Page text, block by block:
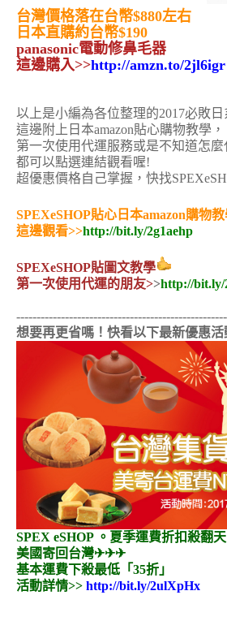
台灣價格落在台幣$880左右
日本直購約台幣$190
panasonic電動修鼻毛器
這邊購入>>http://amzn.to/2jl6igr
以上是小編為各位整理的2017必敗日
這邊附上日本amazon貼心購物教學，
第一次使用代運服務或是不知道怎
都可以點選連結觀看喔!
超優惠價格自己掌握，快找
SPEXeSHOP貼心日本amazon購物
這邊觀看>>http://bit.ly/2g1aehp
SPEXeSHOP貼圖文教學
第一次使用代運的朋友>>http://bit.ly/
想要再更省嗎！快看以下最新優惠活
SPEX eSHOP 。夏季運費折扣殺翻
美國寄回台灣✈✈✈
基本運費下殺最低「35折」
活動詳情>> http://bit.ly/2ulXpHx